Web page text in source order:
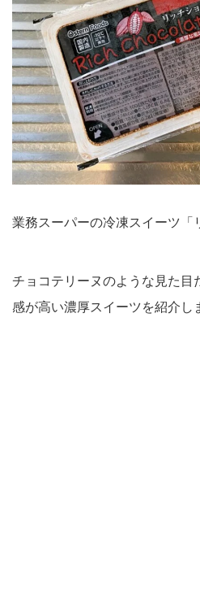
業務スーパーの冷凍スイーツ「
チョコテリーヌのような見た目
感が高い濃厚スイーツを紹介し